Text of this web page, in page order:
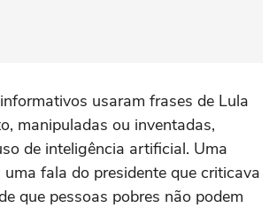
usaram frases de Lula
manipuladas ou inventadas,
de inteligência artificial. Uma
fala do presidente que criticava
que pessoas pobres não podem